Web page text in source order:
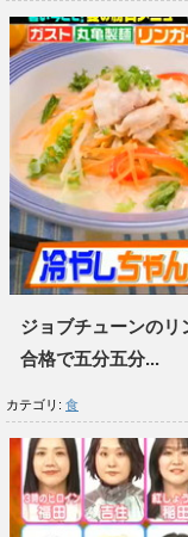
ジョブチューンのリ
合格で五分五分...
カテゴリ: 食